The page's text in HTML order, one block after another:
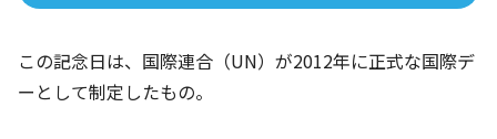
この記念日は、国際連合（UN）が2012年に正式な国際デ
ーとして制定したもの。